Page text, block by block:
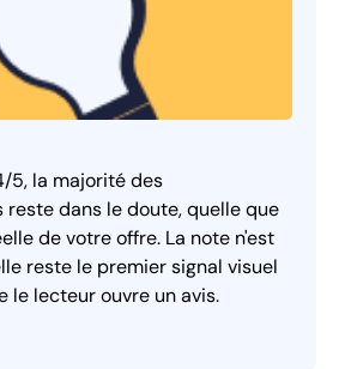
5, la majorité des
reste dans le doute, quelle que
de votre offre. La note n'est
reste le premier signal visuel
le lecteur ouvre un avis.